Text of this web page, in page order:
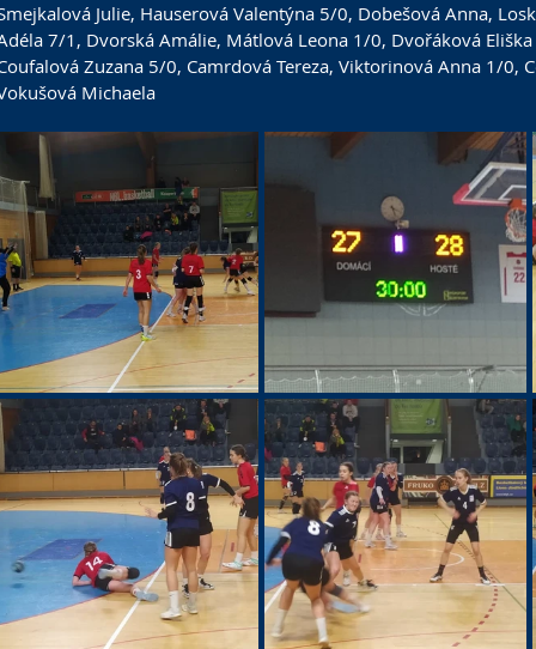
Julie, Hauserová Valentýna 5/0, Dobešová Anna,
7/1, Dvorská Amálie, Mátlová Leona 1/0, Dvořáková Eliška
Zuzana 5/0, Camrdová Tereza, Viktorinová Anna 1/0,
Michaela